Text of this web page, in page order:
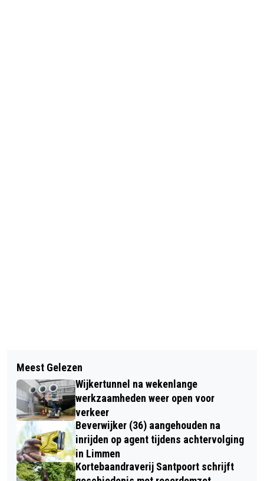
GEVAARLIJKE BACTERIE IN
SPEKBLOKJES IN DIVERSE
SUPERMARKTEN
CASTLE CHRISTMAS FAIR ROND SLOT
ASSUMBURG ZET VANAF 7 DECEMBER
JUISTE TOON VOOR KERSTMIS
Meest Gelezen
Wijkertunnel na wekenlange
werkzaamheden weer open voor
verkeer
Beverwijker (36) aangehouden na
inrijden op agent tijdens achtervolging
in Limmen
Kortebaandraverij Santpoort schrijft